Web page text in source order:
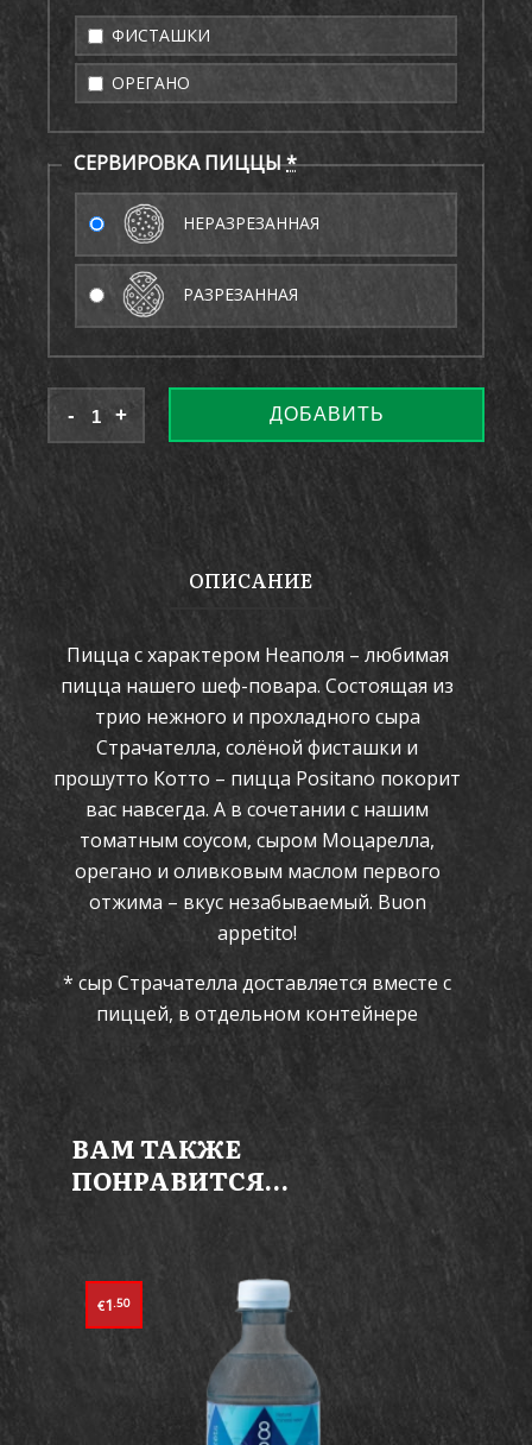
ФИСТАШКИ
ОРЕГАНО
СЕРВИРОВКА ПИЦЦЫ*
НЕРАЗРЕЗАННАЯ
РАЗРЕЗАННАЯ
ДОБАВИТЬ
ОПИСАНИЕ
Пицца с характером Неаполя – любимая
пицца нашего шеф-повара. Состоящая из
трио нежного и прохладного сыра
Страчателла, солёной фисташки и
прошутто Котто – пицца Positano покорит
вас навсегда. А в сочетании с нашим
томатным соусом, сыром Моцарелла,
орегано и оливковым маслом первого
отжима – вкус незабываемый. Buon
appetito!
* сыр Страчателла доставляется вместе с
пиццей, в отдельном контейнере
ВАМ ТАКЖЕ
ПОНРАВИТСЯ…
€1.50